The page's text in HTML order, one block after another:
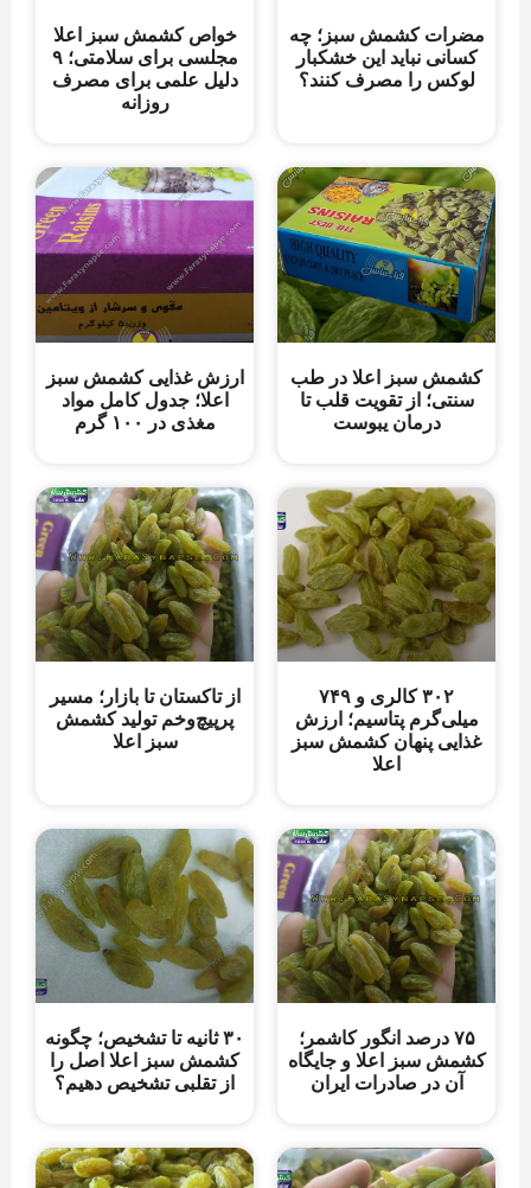
مضرات کشمش سبز؛ چه
کسانی نباید این خشکبار
لوکس را مصرف کنند؟
خواص کشمش سبز اعلا
مجلسی برای سلامتی؛ ۹
دلیل علمی برای مصرف
روزانه
کشمش سبز اعلا در طب
سنتی؛ از تقویت قلب تا
درمان یبوست
ارزش غذایی کشمش سبز
اعلا؛ جدول کامل مواد
مغذی در ۱۰۰ گرم
۳۰۲ کالری و ۷۴۹
میلی‌گرم پتاسیم؛ ارزش
غذایی پنهان کشمش سبز
اعلا
از تاکستان تا بازار؛ مسیر
پرپیچ‌وخم تولید کشمش
سبز اعلا
۷۵ درصد انگور کاشمر؛
کشمش سبز اعلا و جایگاه
آن در صادرات ایران
۳۰ ثانیه تا تشخیص؛ چگونه
کشمش سبز اعلا اصل را
از تقلبی تشخیص دهیم؟